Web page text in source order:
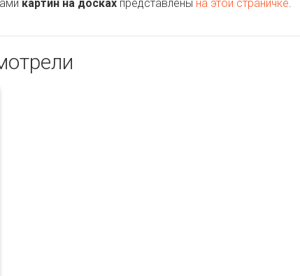
картин на доскахпредставлены на этой страничке